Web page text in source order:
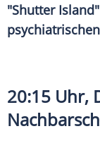
"Shutter
20:15 Uhr,